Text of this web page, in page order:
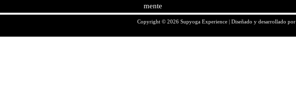
mente
Copyright © 2026 Supyoga Experience | Diseñado y desarrollado por